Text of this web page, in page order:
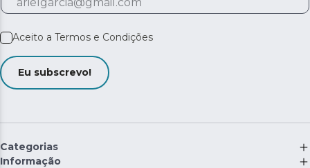
Aceito a Termos e Condições
Eu subscrevo!
Categorias
Informação